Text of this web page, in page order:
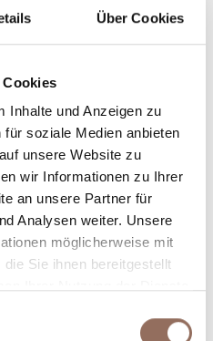
Über Cookies
Cookies
Inhalte und Anzeigen zu
soziale Medien anbieten
unsere Website zu
wir Informationen zu Ihrer
an unsere Partner für
Analysen weiter. Unsere
möglicherweise mit
Sie ihnen bereitgestellt